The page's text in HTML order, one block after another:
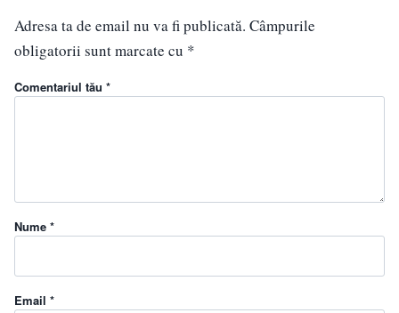
Adresa ta de email nu va fi publicată. Câmpurile
obligatorii sunt marcate cu *
Comentariul tău *
Nume *
Email *